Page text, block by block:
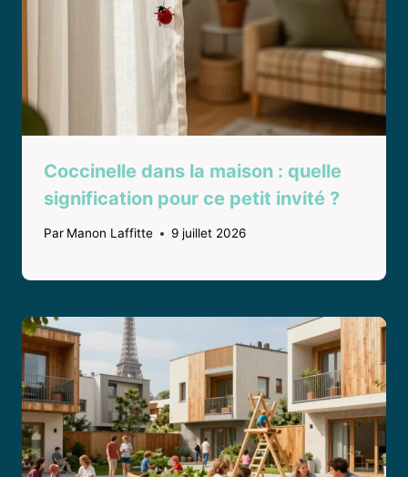
Coccinelle dans la maison : quelle
signification pour ce petit invité ?
Par Manon Laffitte 9 juillet 2026